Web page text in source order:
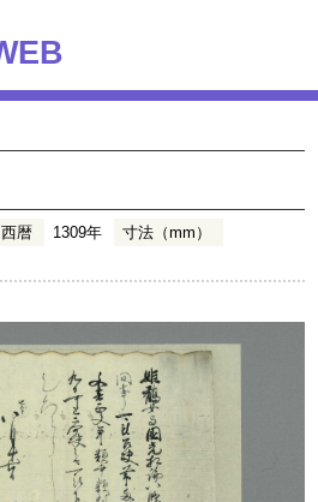
西暦 1309年
寸法（mm）